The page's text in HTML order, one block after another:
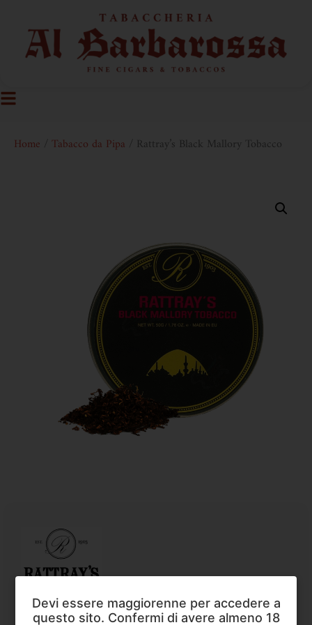
Home Tabacco da Pipa / Rattray’s Black Mallory Tobacco
Rattray's,Tabacco da Pipa
Rattray’s Black Mallory Tobacco
Devi essere maggiorenne per accedere a
questo sito. Confermi di avere almeno 18